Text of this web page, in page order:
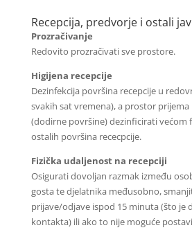
Recepcija, predvorje i ostali
Prozračivanje
Redovito prozračivati sve prostore.
Higijena recepcije
Dezinfekcija površina recepcije u
svakih sat vremena), a prostor prijema
(dodirne površine) dezinficirati većom
ostalih površina rececpcije.
Fizička udaljenost na recepciji
Osigurati dovoljan razmak između
gosta te djelatnika međusobno,
prijave/odjave ispod 15 minuta (što je
kontakta) ili ako to nije moguće